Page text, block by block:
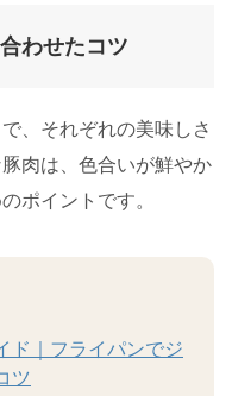
わせたコツ
、それぞれの美味しさ
肉は、色合いが鮮やか
ポイントです。
ド｜フライパンでジ
ツ